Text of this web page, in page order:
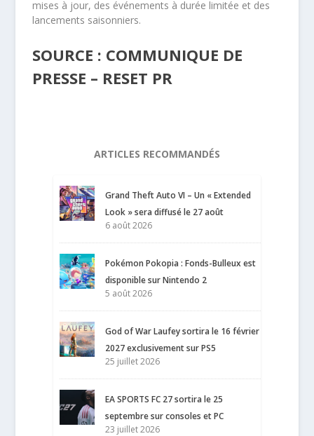
mises à jour, des événements à durée limitée et des
lancements saisonniers.
SOURCE : COMMUNIQUE DE
PRESSE – RESET PR
ARTICLES RECOMMANDÉS
Grand Theft Auto VI – Un « Extended
Look » sera diffusé le 27 août
6 août 2026
Pokémon Pokopia : Fonds-Bulleux est
disponible sur Nintendo 2
5 août 2026
God of War Laufey sortira le 16 février
2027 exclusivement sur PS5
25 juillet 2026
EA SPORTS FC 27 sortira le 25
septembre sur consoles et PC
23 juillet 2026